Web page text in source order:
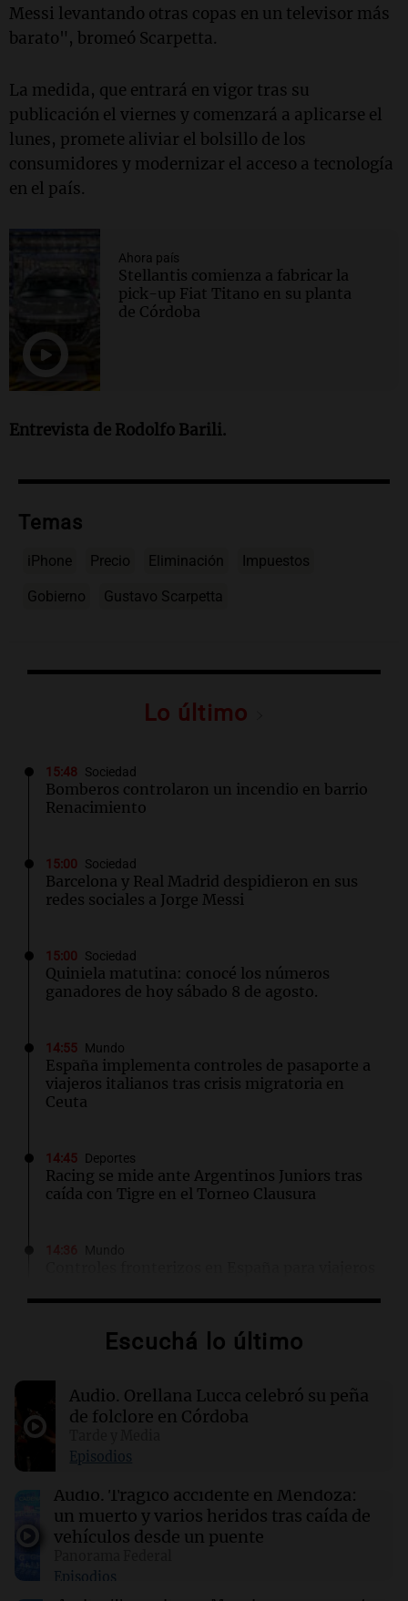
Messi levantando otras copas en un televisor más
barato", bromeó Scarpetta.
La medida, que entrará en vigor tras su
publicación el viernes y comenzará a aplicarse el
lunes, promete aliviar el bolsillo de los
consumidores y modernizar el acceso a tecnología
en el país.
Ahora país
Stellantis comienza a fabricar la
pick-up Fiat Titano en su planta
de Córdoba
Entrevista de Rodolfo Barili.
Temas
iPhone Precio Eliminación Impuestos
Gobierno Gustavo Scarpetta
Lo último
15:48 Sociedad
Bomberos controlaron un incendio en barrio
Renacimiento
15:00 Sociedad
Barcelona y Real Madrid despidieron en sus
redes sociales a Jorge Messi
15:00 Sociedad
Quiniela matutina: conocé los números
ganadores de hoy sábado 8 de agosto.
14:55 Mundo
España implementa controles de pasaporte a
viajeros italianos tras crisis migratoria en
Ceuta
14:45 Deportes
Racing se mide ante Argentinos Juniors tras
caída con Tigre en el Torneo Clausura
Una mañana para todos
Suquía y retiraron hasta 800 kilos de basura
por jornada
14:22 Una mañana para todos
Matías Pourrain sigue detenido: "Tres
hombres se lo llevaron para hacerle preguntas
y nunca regresó"
El recuerdo de Ignacio Boero al padre de
Escuchá lo último
Audio. Orellana Lucca celebró su peña
de folclore en Córdoba
Episodios
Audio. Trágico accidente en Mendoza:
un muerto y varios heridos tras caída de
vehículos desde un puente
Episodios